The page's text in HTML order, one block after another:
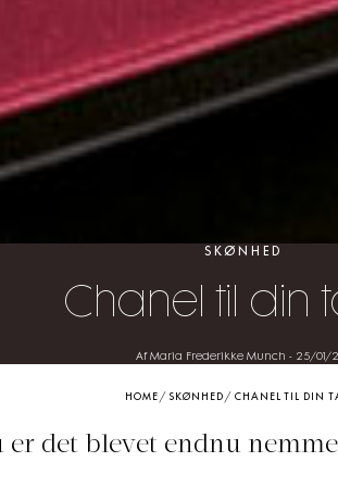
SKØNHED
Chanel til din
Af Maria Frederikke Munch - 25/01/
HOME /SKØNHED /CHANEL TIL DIN
er det blevet endnu